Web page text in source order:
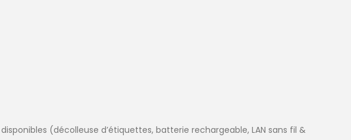
(décolleuse d’étiquettes, batterie rechargeable, LAN sans fil &